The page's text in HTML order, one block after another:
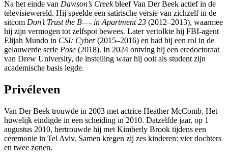
Na het einde van Dawson’s Creekbleef Van Der Beek actief in de
televisiewereld. Hij speelde een satirische versie van zichzelf in de
sitcom Don’t Trust the B—- in Apartment 23 (2012–2013), waarmee
hij zijn vermogen tot zelfspot bewees. Later vertolkte hij FBI-agent
Elijah Mundo in CSI: Cyber(2015–2016) en had hij een rol in de
gelauwerde serie Pose (2018). In 2024 ontving hij een eredoctoraat
van Drew University, de instelling waar hij ooit als student zijn
academische basis legde.
Privéleven
Van Der Beek trouwde in 2003 met actrice Heather McComb. Het
huwelijk eindigde in een scheiding in 2010. Datzelfde jaar, op 1
augustus 2010, hertrouwde hij met Kimberly Brook tijdens een
ceremonie in Tel Aviv. Samen kregen zij zes kinderen: vier dochters
en twee zonen.